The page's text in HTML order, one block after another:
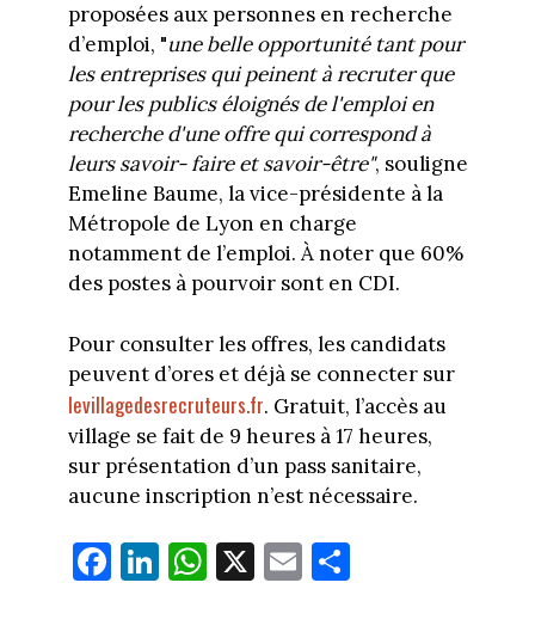
proposées aux personnes en recherche
d’emploi, "une belle opportunité tant pour
les entreprises qui peinent à recruter que
pour les publics éloignés de l'emploi en
recherche d'une offre qui correspond à
leurs savoir- faire et savoir-être", souligne
Emeline Baume, la vice-présidente à la
Métropole de Lyon en charge
notamment de l’emploi. À noter que 60%
des postes à pourvoir sont en CDI.
Pour consulter les offres, les candidats
peuvent d’ores et déjà se connecter sur
levillagedesrecruteurs.fr. Gratuit, l’accès au
village se fait de 9 heures à 17 heures,
sur présentation d’un pass sanitaire,
aucune inscription n’est nécessaire.
Fa
ce
Li
nk
W
ha
X E
m
Pa